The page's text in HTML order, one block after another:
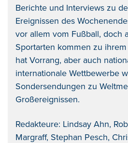
Berichte und Interviews zu
Ereignissen des
vor allem vom Fußball, doch
Sportarten kommen zu
hat Vorrang, aber auch
internationale Wettbewerbe
Sondersendungen zu
Großereignissen.
Redakteure: Lindsay Ahn,
Margraff, Stephan Pesch,